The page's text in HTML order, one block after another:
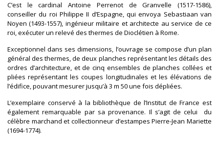
C’est le cardinal Antoine Perrenot de Granvelle (1517-1586),
conseiller du roi Philippe II d’Espagne, qui envoya Sebastiaan van
Noyen (1493-1557), ingénieur militaire et architecte au service de ce
roi, exécuter un relevé des thermes de Dioclétien à Rome.
Exceptionnel dans ses dimensions, l’ouvrage se compose d’un plan
général des thermes, de deux planches représentant les détails des
ordres d’architecture, et de cinq ensembles de planches collées et
pliées représentant les coupes longitudinales et les élévations de
l’édifice, pouvant mesurer jusqu’à 3 m 50 une fois dépliées.
L’exemplaire conservé à la bibliothèque de l’Institut de France est
également remarquable par sa provenance. Il s’agit de celui du
célèbre marchand et collectionneur d’estampes Pierre-Jean Mariette
(1694-1774).